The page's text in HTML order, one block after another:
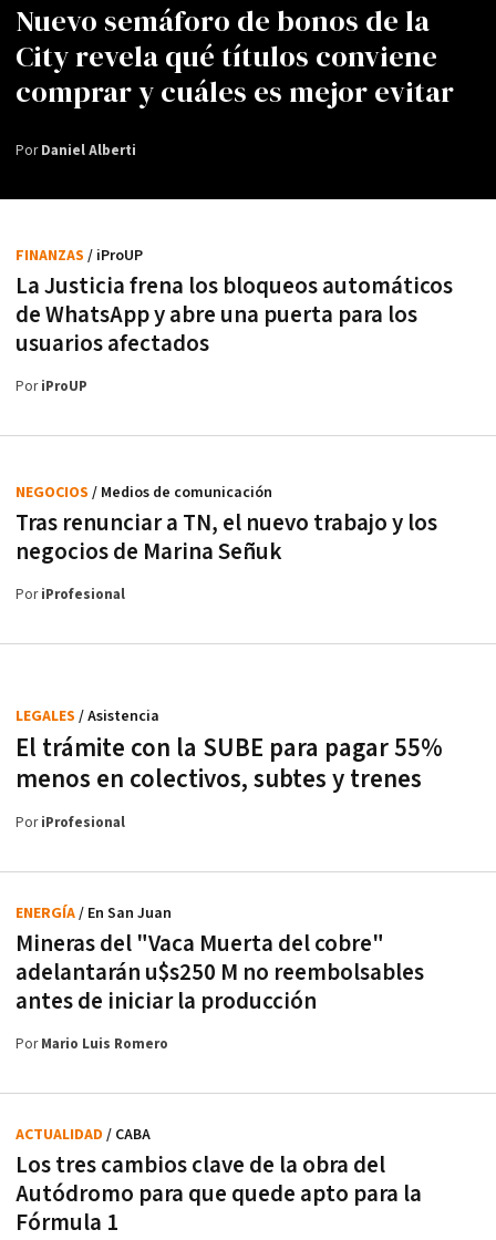
Nuevo semáforo de bonos de la
City revela qué títulos conviene
comprar y cuáles es mejor evitar
PorDaniel Alberti
La Justicia frena los bloqueos automáticos
de WhatsApp y abre una puerta para los
usuarios afectados
FINANZAS / iProUP
PoriProUP
Tras renunciar a TN, el nuevo trabajo y los
negocios de Marina Señuk
NEGOCIOS / Medios de comunicación
PoriProfesional
El trámite con la SUBE para pagar 55%
menos en colectivos, subtes y trenes
LEGALES / Asistencia
PoriProfesional
Mineras del "Vaca Muerta del cobre"
adelantarán u$s250 M no reembolsables
antes de iniciar la producción
ENERGÍA/ En San Juan
PorMario Luis Romero
Los tres cambios clave de la obra del
Autódromo para que quede apto para la
Fórmula 1
ACTUALIDAD / CABA